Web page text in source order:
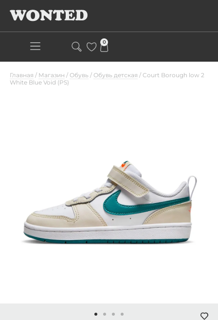
0
Главная / Магазин / Обувь / Обувь детская / Court Borough low 2
White Blue Void (PS)